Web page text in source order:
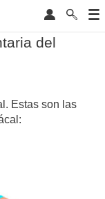
del
Estas son las